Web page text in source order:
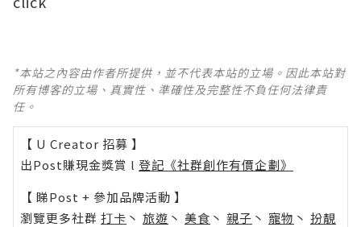
*本站之內容由作者所提供，並不代表本站的立場。因此本站對
所有博客的立場、真實性、準確性及完整性不負任何法律責
任。
【 U Creator 招募 】
出Post賺現金獎賞 l 登記《社群創作有價企劃》
【 睇Post + 參加品牌活動 】
瀏覽更多社群 打卡 丶 旅遊 丶 美食 丶 親子 丶 寵物 丶 扮靚